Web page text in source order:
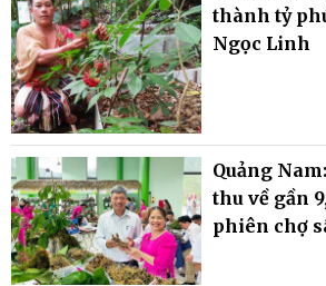
thành tỷ
Ngọc Linh
Quảng
thu về gần
phiên chợ